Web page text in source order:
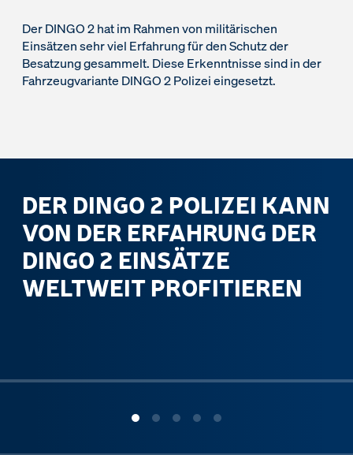
Der DINGO 2 hat im Rahmen von militärischen
Einsätzen sehr viel Erfahrung für den Schutz der
Besatzung gesammelt. Diese Erkenntnisse sind in der
Fahrzeugvariante DINGO 2 Polizei eingesetzt.
DER DINGO 2 POLIZEI KANN
VON DER ERFAHRUNG DER
DINGO 2 EINSÄTZE
WELTWEIT PROFITIEREN